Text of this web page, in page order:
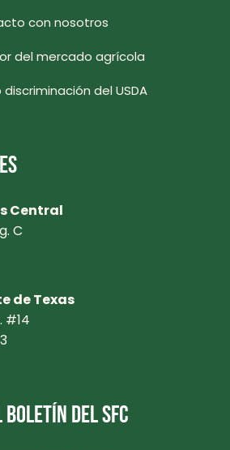
con nosotros
del mercado agrícola
del USDA
Central
C
de Texas
#14
DEL SFC